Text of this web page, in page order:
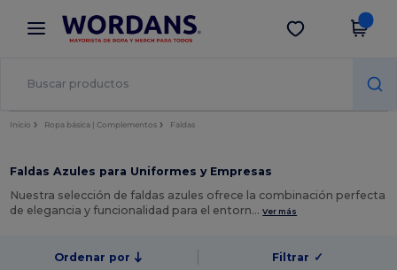
× App de Wordans
¡Mejores precios en app!
Descargar app
Inicio Ropa básica | Complementos Faldas
Faldas Azules para Uniformes y Empresas
Nuestra selección de faldas azules ofrece la combinación perfecta
de elegancia y funcionalidad para el entorn…Ver más
Ordenar por Filtrar ✓